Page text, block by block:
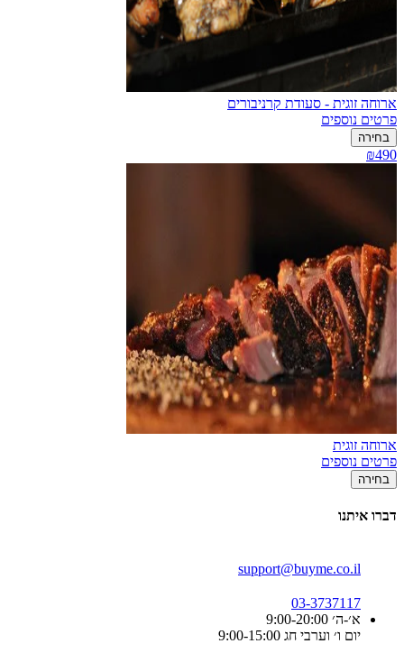
ארוחה זוגית - סעודת קרניבורים
פרטים נוספים
בחירה
₪490
ארוחה זוגית
פרטים נוספים
בחירה
דברו איתנו
support@buyme.co.il
03-3737117
א׳-ה׳ 9:00-20:00
יום ו׳ וערבי חג 9:00-15:00